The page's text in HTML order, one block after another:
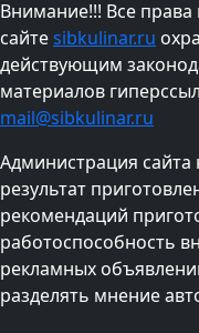
Внимание!!! Все
сайтеsibkulinar.ru
действующим
материалов
mail@sibkulinar.ru
Администрация сайта
результат
рекомендаций
работоспособность
рекламных
разделять мнение